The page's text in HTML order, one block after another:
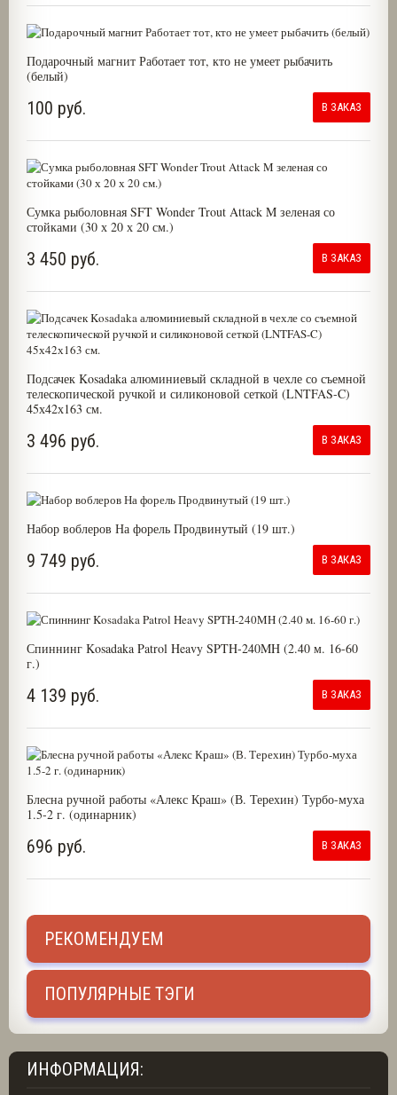
Подарочный магнит Работает тот, кто не умеет рыбачить
(белый)
100 руб. В ЗАКАЗ
Сумка рыболовная SFT Wonder Trout Attack M зеленая со
стойками (30 х 20 х 20 см.)
3 450 руб. В ЗАКАЗ
Подсачек Kosadaka алюминиевый складной в чехле со съемной
телескопической ручкой и силиконовой сеткой (LNTFAS-C)
45х42х163 см.
3 496 руб. В ЗАКАЗ
Набор воблеров На форель Продвинутый (19 шт.)
9 749 руб. В ЗАКАЗ
Спиннинг Kosadaka Patrol Heavy SPTH-240MH (2.40 м. 16-60
г.)
4 139 руб. В ЗАКАЗ
Блесна ручной работы «Алекс Краш» (В. Терехин) Турбо-муха
1.5-2 г. (одинарник)
696 руб. В ЗАКАЗ
РЕКОМЕНДУЕМ
ПОПУЛЯРНЫЕ ТЭГИ
ИНФОРМАЦИЯ: